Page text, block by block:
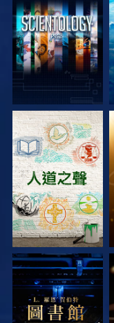
探索系列節目
探索系列節目